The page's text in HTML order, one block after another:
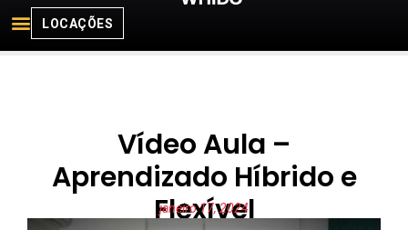
LOCAÇÕES
Vídeo Aula –
Aprendizado Híbrido e
Flexível
janeiro 17, 2024